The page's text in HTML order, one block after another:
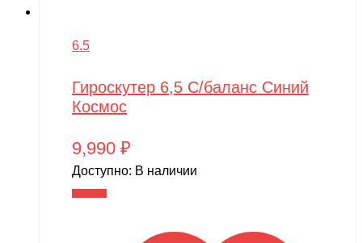
6.5
Гироскутер 6,5 С/баланс Синий
Космос
9,990 ₽
Доступно: В наличии